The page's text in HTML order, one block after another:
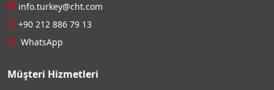
info.turkey@cht.com
+90 212 886 79 13
WhatsApp
Müşteri Hizmetleri